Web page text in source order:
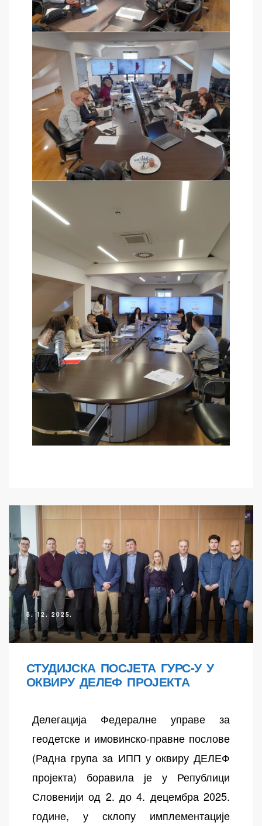
8. 12. 2025.
СТУДИЈСКА ПОСЈЕТА ГУРС-У У
ОКВИРУ ДЕЛЕФ ПРОЈЕКТА
Делегација Федералне управе за
геодетске и имовинско-правне послове
(Радна група за ИПП у оквиру ДЕЛЕФ
пројекта) боравила је у Републици
Словенији од 2. до 4. децембра 2025.
године, у склопу имплементације